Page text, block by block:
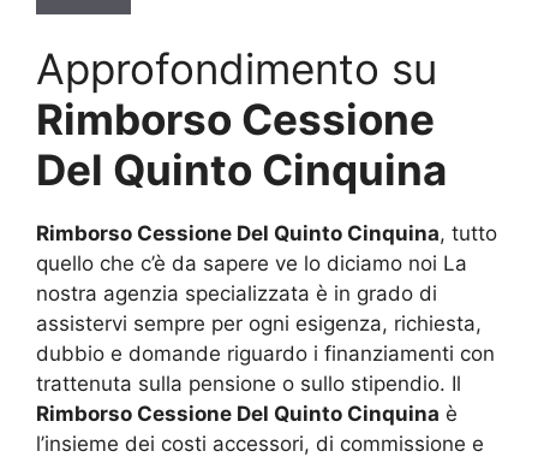
Approfondimento su
Rimborso Cessione
Del Quinto Cinquina
Rimborso Cessione Del Quinto Cinquina, tutto
quello che c’è da sapere ve lo diciamo noi La
nostra agenzia specializzata è in grado di
assistervi sempre per ogni esigenza, richiesta,
dubbio e domande riguardo i finanziamenti con
trattenuta sulla pensione o sullo stipendio. Il
Rimborso Cessione Del Quinto Cinquina è
l’insieme dei costi accessori, di commissione e